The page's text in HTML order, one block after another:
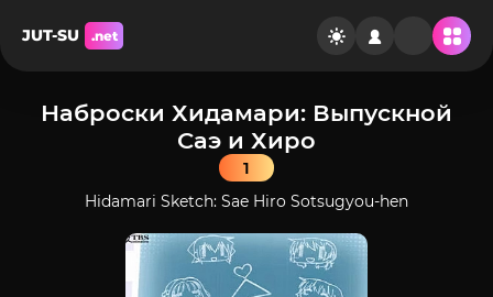
JUT-SU .net
Наброски Хидамари: Выпускной
Саэ и Хиро
1
Hidamari Sketch: Sae Hiro Sotsugyou-hen